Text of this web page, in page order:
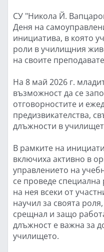
СУ "Никола Й.
Деня на
инициатива, в която
роли в училищния
на своите
На 8 май 2026 г.
възможност да се
отговорностите и
предизвикателства,
длъжности в
В рамките на
включиха активно в
управлението на
се проведе
на нея всеки от
научил за своята
срещнал и защо
длъжност е важна за
училището.